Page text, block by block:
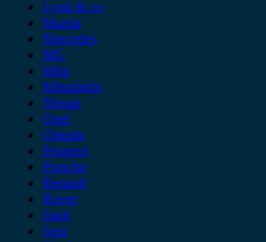
Lynk & co
Mazda
Mercedes
MG
Mini
Mitsubishi
Nissan
Opel
Omoda
Peugeot
Porsche
Renault
Rover
Saab
Seat